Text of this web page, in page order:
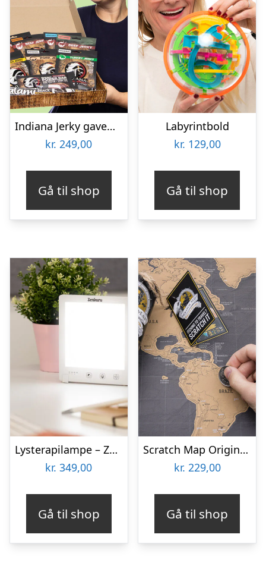
Indiana Jerky gaveæske
kr. 249,00
Gå til shop
Labyrintbold
kr. 129,00
Gå til shop
Lysterapilampe – Zenkuru
kr. 349,00
Gå til shop
Scratch Map Original Deluxe
kr. 229,00
Gå til shop